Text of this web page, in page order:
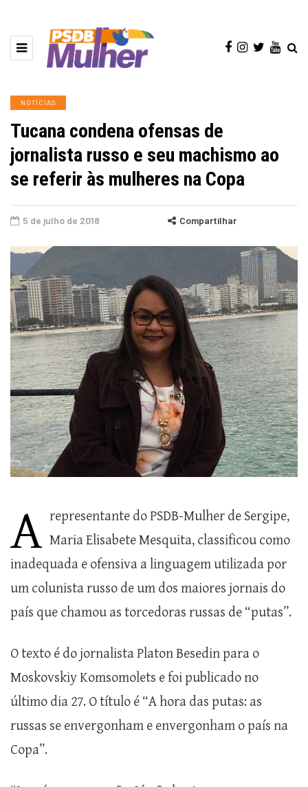
NOTÍCIAS
Tucana condena ofensas de
jornalista russo e seu machismo ao
se referir às mulheres na Copa
5 de julho de 2018 Compartilhar
A representante do PSDB-Mulher de Sergipe,
Maria Elisabete Mesquita, classificou como
inadequada e ofensiva a linguagem utilizada por
um colunista russo de um dos maiores jornais do
país que chamou as torcedoras russas de “putas”.
O texto é do jornalista Platon Besedin para o
Moskovskiy Komsomolets e foi publicado no
último dia 27. O título é “A hora das putas: as
russas se envergonham e envergonham o país na
Copa”.